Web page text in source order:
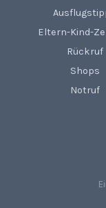
Eltern-Kind-
Rückruf
Shops
Notruf